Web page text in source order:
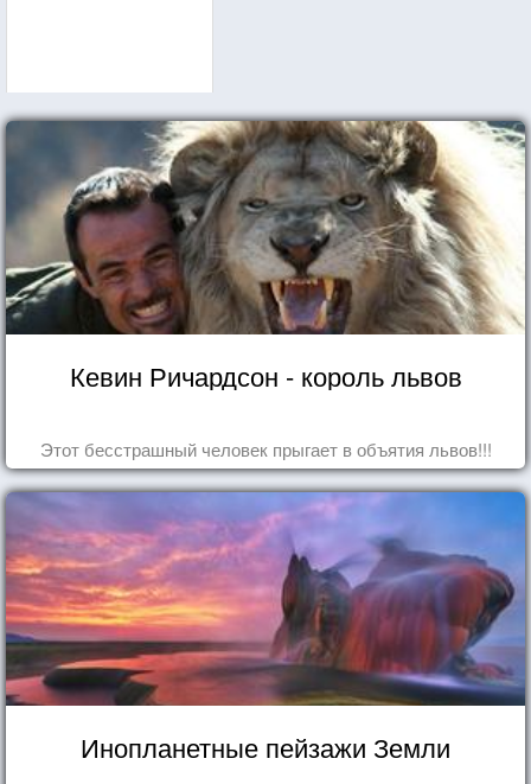
Кевин Ричардсон - король львов
Этот бесстрашный человек прыгает в объятия львов!!!
Инопланетные пейзажи Земли